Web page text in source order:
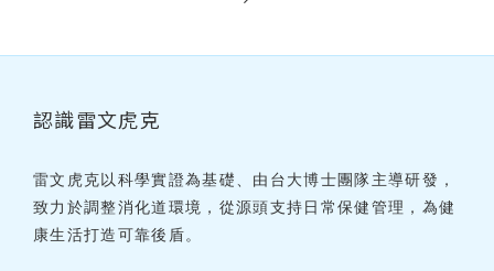
認識雷文虎克
雷文虎克以科學實證為基礎、由台大博士團隊主導研發，
致力於調整消化道環境，從源頭支持日常保健管理，為健
康生活打造可靠後盾。